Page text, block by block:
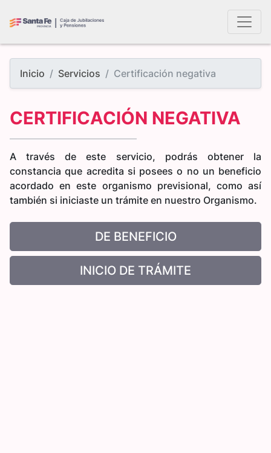
Inicio Servicios Certificación negativa
CERTIFICACIÓN NEGATIVA
A través de este servicio, podrás obtener la
constancia que acredita si posees o no un beneficio
acordado en este organismo previsional, como así
también si iniciaste un trámite en nuestro Organismo.
DE BENEFICIO
INICIO DE TRÁMITE